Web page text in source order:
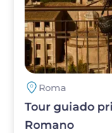
Roma
Tour guiado
Romano